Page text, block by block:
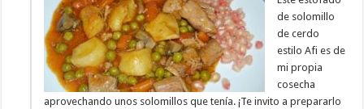
de solomillo
de cerdo
estilo Afi es de
mi propia
cosecha
aprovechando unos solomillos que tenía. ¡Te invito a prepararlo